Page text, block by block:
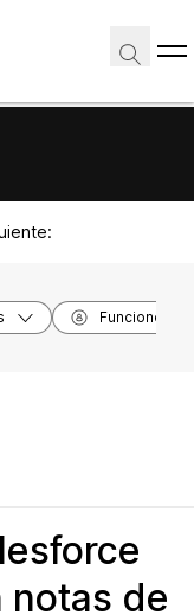
Funciones
notas de